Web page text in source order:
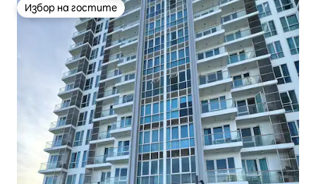
Избор на гостите
Избор на гостите